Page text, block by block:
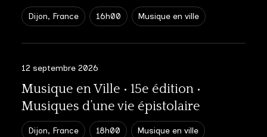
Dijon, France 16h00 Musique en ville
12 septembre 2026
Musique en Ville • 15e édition •
Musiques d’une vie épistolaire
Dijon, France 18h00 Musique en ville